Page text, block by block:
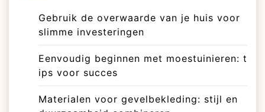
Gebruik de overwaarde van je huis voor
slimme investeringen
Eenvoudig beginnen met moestuinieren: t
ips voor succes
Materialen voor gevelbekleding: stijl en